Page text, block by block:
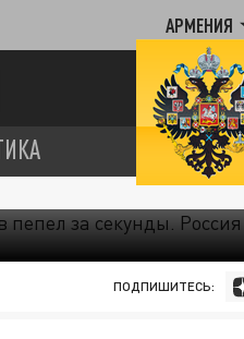
АРМЕНИЯ
ПОДПИШИТЕСЬ: